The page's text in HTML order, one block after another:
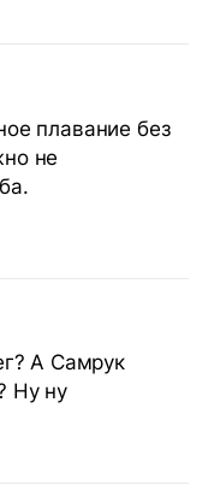
плавание без
не
А Самрук
Ну ну